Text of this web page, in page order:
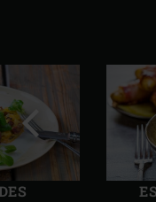
Vorherige
Folie